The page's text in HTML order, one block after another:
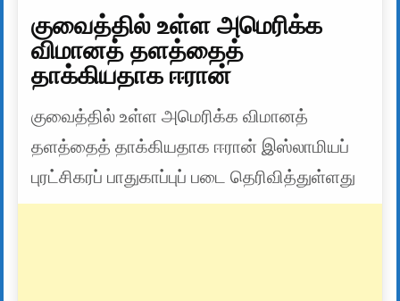
குவைத்தில் உள்ள அமெரிக்க
விமானத் தளத்தைத்
தாக்கியதாக ஈரான்
குவைத்தில் உள்ள அமெரிக்க விமானத்
தளத்தைத் தாக்கியதாக ஈரான் இஸ்லாமியப்
புரட்சிகரப் பாதுகாப்புப் படை தெரிவித்துள்ளது